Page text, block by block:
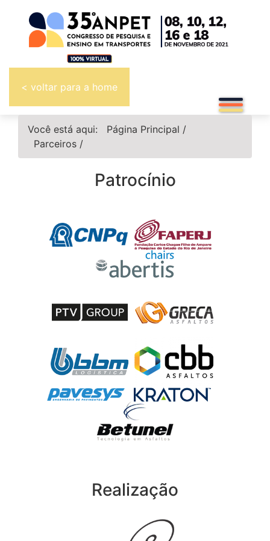
< voltar para a home
Você está aqui: Página Principal /
Parceiros /
Patrocínio
Realização